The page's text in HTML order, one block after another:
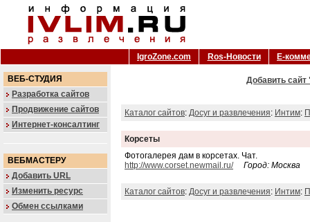
IgroZone.com Ros-Новости Е-
ВЕБ-СТУДИЯ
Разработка сайтов
Продвижение сайтов
Интернет-консалтинг
ВЕБМАСТЕРУ
Добавить URL
Изменить ресурс
Обмен ссылками
Добавить
Каталог сайтов: Досуг и развлечения: Интим:
Корсеты
Фотогалерея дам в корсетах. Чат.
http://www.corset.newmail.ru/
Город: Москва
Каталог сайтов: Досуг и развлечения: Интим: